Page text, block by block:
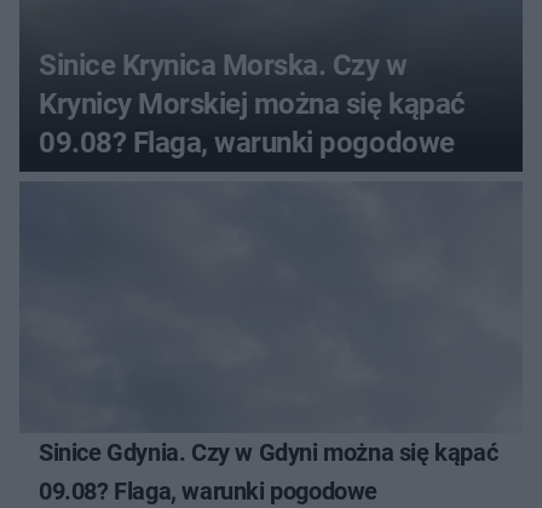
Sinice Krynica Morska. Czy w
Krynicy Morskiej można się kąpać
09.08? Flaga, warunki pogodowe
Sinice Gdynia. Czy w Gdyni można się kąpać
09.08? Flaga, warunki pogodowe